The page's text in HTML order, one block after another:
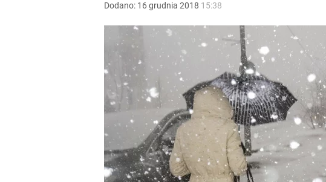
Dodano: 16grudnia 2018 15:38